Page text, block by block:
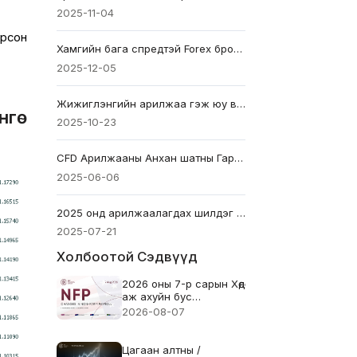
2025-11-04
Хамгийн бага спредтэй Forex брокер: Өнөөдөр илүү ухаалаг арилжаа хий
2025-12-05
Жижиглэнгийн арилжаа гэж юу вэ: Зах зээлийн шинэ хүч
2025-10-23
CFD Арилжааны Анхан шатны Гарын Авлага
2025-06-06
2025 онд арилжаалагдах шилдэг алтны хувьцаанууд
2025-07-21
Холбоотой Сэдвүүд
2026 оны 7-р сарын Хөдөө
аж ахуйн бус
хөдөлмөрийн тайлан (NFP)
2026-08-07
Цагаан алтны /